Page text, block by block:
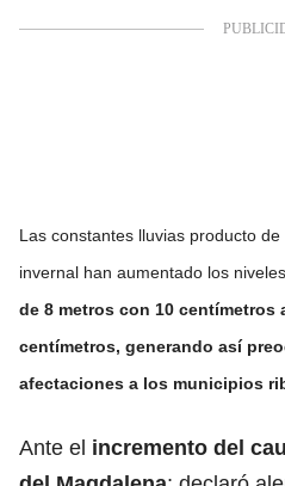
Las constantes lluvias producto
invernal han aumentado los
de 8 metros con 10 centímetros
centímetros, generando así
afectaciones a los municipios
Ante el incremento del